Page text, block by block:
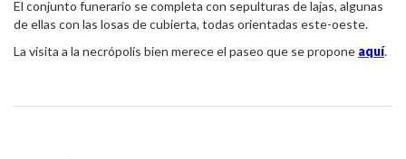
El conjunto funerario se completa con sepulturas de lajas, algunas
de ellas con las losas de cubierta, todas orientadas este-oeste.
La visita a la necrópolis bien merece el paseo que se propone aquí.